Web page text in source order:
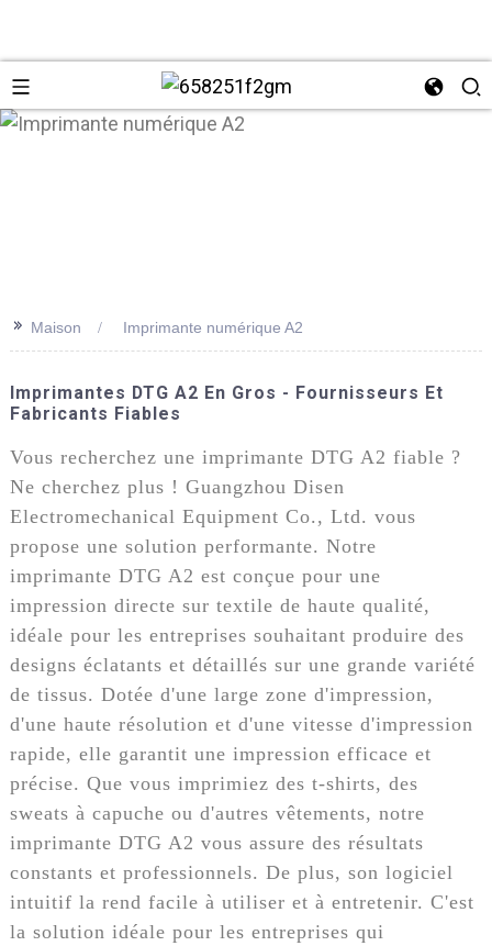
>> Maison Imprimante numérique A2
Imprimantes DTG A2 En Gros - Fournisseurs Et
Fabricants Fiables
Vous recherchez une imprimante DTG A2 fiable ?
Ne cherchez plus ! Guangzhou Disen
Electromechanical Equipment Co., Ltd. vous
propose une solution performante. Notre
imprimante DTG A2 est conçue pour une
impression directe sur textile de haute qualité,
idéale pour les entreprises souhaitant produire des
designs éclatants et détaillés sur une grande variété
de tissus. Dotée d'une large zone d'impression,
d'une haute résolution et d'une vitesse d'impression
rapide, elle garantit une impression efficace et
précise. Que vous imprimiez des t-shirts, des
sweats à capuche ou d'autres vêtements, notre
imprimante DTG A2 vous assure des résultats
constants et professionnels. De plus, son logiciel
intuitif la rend facile à utiliser et à entretenir. C'est
la solution idéale pour les entreprises qui